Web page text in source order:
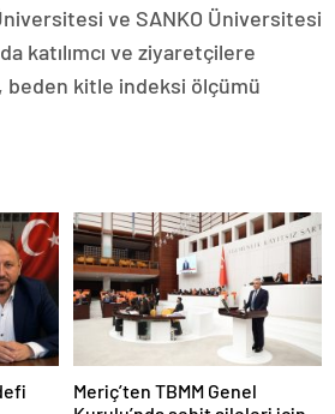
ve SANKO Üniversitesi
katılımcı ve ziyaretçilere
beden kitle indeksi ölçümü
Meriç’ten TBMM Genel